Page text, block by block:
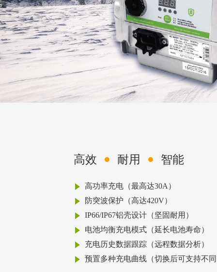
高效 耐用 智能
高功率充电（最高达30A）
防突波保护（高达420V）
IP66/IP67铝壳设计（坚固耐用）
电池均衡充电模式（延长电池寿命）
充电历史数据跟踪（远程数据分析）
预置多种充电曲线（切换后可支持不